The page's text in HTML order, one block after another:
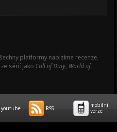
platformy nabízíme recenze,
sérií jako Call of Duty, World of
youtube RSS
mobilní
verze